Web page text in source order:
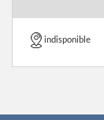
indisponible